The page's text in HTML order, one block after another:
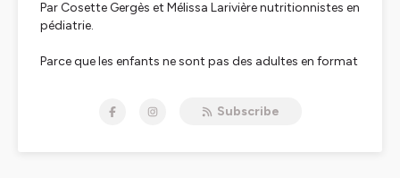
Par Cosette Gergès et Mélissa Larivière nutritionnistes en
pédiatrie.
Parce que les enfants ne sont pas des adultes en format
de sa famille ainsi que le développement de
Subscribe